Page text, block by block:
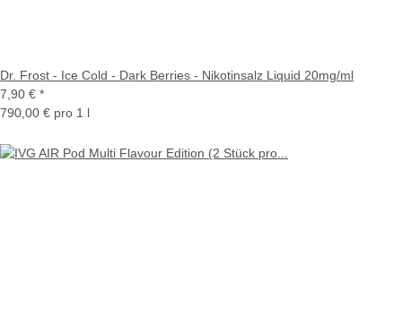
Dr. Frost - Ice Cold - Dark Berries - Nikotinsalz Liquid 20mg/ml
7,90 € *
790,00 € pro 1 l